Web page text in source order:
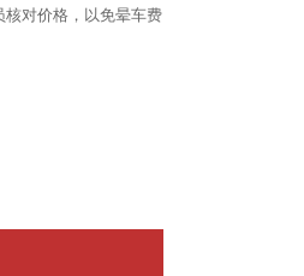
对价格，以免晕车费